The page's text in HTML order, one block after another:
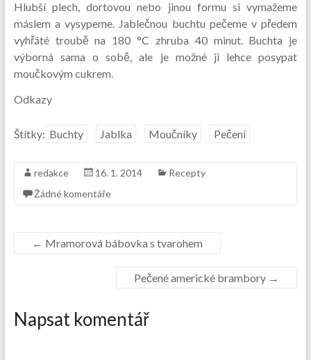
Hlubší plech, dortovou nebo jinou formu si vymažeme
máslem a vysypeme. Jablečnou buchtu pečeme v předem
vyhřáté troubě na 180 °C zhruba 40 minut. Buchta je
výborná sama o sobě, ale je možné ji lehce posypat
moučkovým cukrem.
Odkazy
Štítky: Buchty Jablka Moučníky Pečení
redakce 16. 1. 2014
Recepty
Žádné komentáře
← Mramorová bábovka s tvarohem
Pečené americké brambory →
Napsat komentář